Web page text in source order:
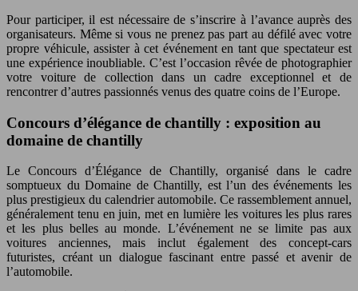
Pour participer, il est nécessaire de s’inscrire à l’avance auprès des
organisateurs. Même si vous ne prenez pas part au défilé avec votre
propre véhicule, assister à cet événement en tant que spectateur est
une expérience inoubliable. C’est l’occasion rêvée de photographier
votre voiture de collection dans un cadre exceptionnel et de
rencontrer d’autres passionnés venus des quatre coins de l’Europe.
Concours d’élégance de chantilly : exposition au
domaine de chantilly
Le Concours d’Élégance de Chantilly, organisé dans le cadre
somptueux du Domaine de Chantilly, est l’un des événements les
plus prestigieux du calendrier automobile. Ce rassemblement annuel,
généralement tenu en juin, met en lumière les voitures les plus rares
et les plus belles au monde. L’événement ne se limite pas aux
voitures anciennes, mais inclut également des concept-cars
futuristes, créant un dialogue fascinant entre passé et avenir de
l’automobile.